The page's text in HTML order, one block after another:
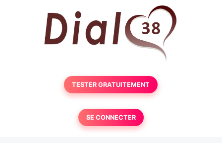
TESTER GRATUITEMENT
SE CONNECTER